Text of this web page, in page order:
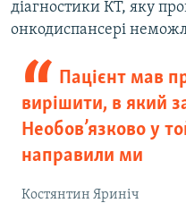
діагностики КТ, яку
онкодиспансері
Пацієнт мав
вирішити, в який
Необов’язково у
направили ми
Костянтин Яриніч